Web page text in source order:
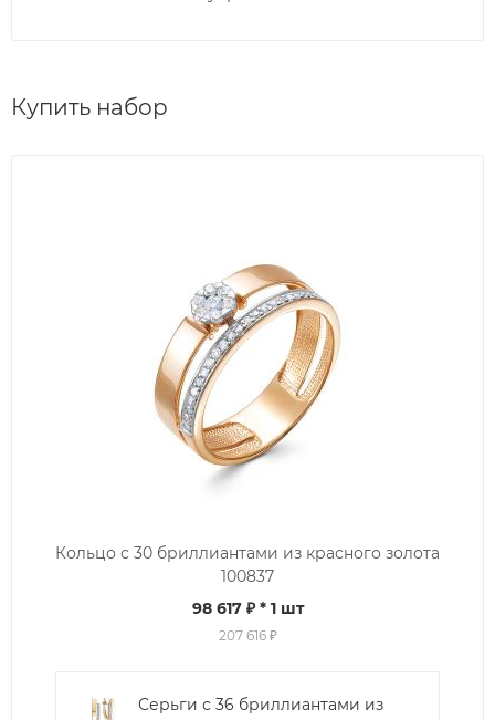
Купить набор
Кольцо с 30 бриллиантами из красного золота
100837
98 617 ₽* 1 шт
207 616 ₽
Серьги с 36 бриллиантами из